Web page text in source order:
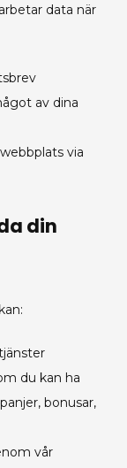
data när
av dina
via
din
du kan ha
bonusar,
vår